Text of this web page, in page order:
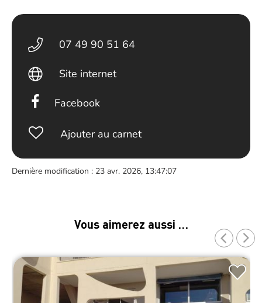
07 49 90 51 64
Site internet
Facebook
Ajouter au carnet
Dernière modification : 23 avr. 2026, 13:47:07
Vous aimerez aussi …